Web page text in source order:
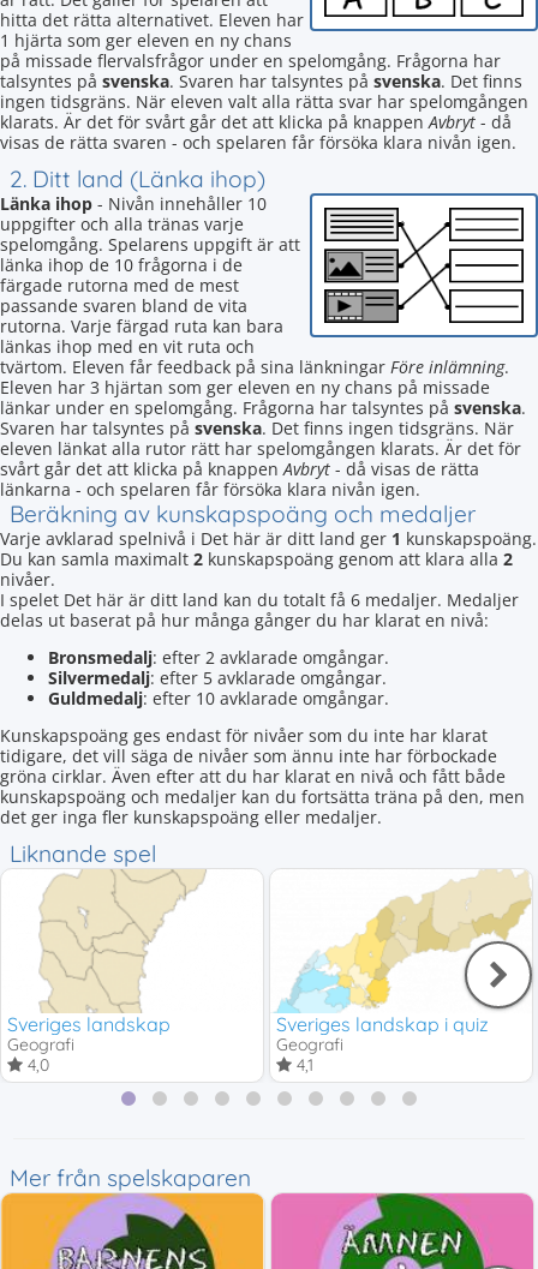
hitta det rätta alternativet. Eleven har
1 hjärta som ger eleven en ny chans
på missade flervalsfrågor under en spelomgång. Frågorna har
talsyntes på svenska. Svaren har talsyntes på svenska. Det finns
ingen tidsgräns. När eleven valt alla rätta svar har spelomgången
klarats. Är det för svårt går det att klicka på knappenAvbryt - då
visas de rätta svaren - och spelaren får försöka klara nivån igen.
2. Ditt land (Länka ihop)
Länka ihop - Nivån innehåller 10
uppgifter och alla tränas varje
spelomgång. Spelarens uppgift är att
länka ihop de 10 frågorna i de
färgade rutorna med de mest
passande svaren bland de vita
rutorna. Varje färgad ruta kan bara
länkas ihop med en vit ruta och
tvärtom. Eleven får feedback på sina länkningar Före inlämning.
Eleven har 3 hjärtan som ger eleven en ny chans på missade
länkar under en spelomgång. Frågorna har talsyntes på svenska.
Svaren har talsyntes på svenska. Det finns ingen tidsgräns. När
eleven länkat alla rutor rätt har spelomgången klarats. Är det för
svårt går det att klicka på knappenAvbryt - då visas de rätta
länkarna - och spelaren får försöka klara nivån igen.
Beräkning av kunskapspoäng och medaljer
Varje avklarad spelnivå i Det här är ditt land ger 1 kunskapspoäng.
Du kan samla maximalt 2 kunskapspoäng genom att klara alla 2
nivåer.
I spelet Det här är ditt land kan du totalt få 6 medaljer. Medaljer
delas ut baserat på hur många gånger du har klarat en nivå:
Bronsmedalj: efter 2 avklarade omgångar.
Silvermedalj: efter 5 avklarade omgångar.
Guldmedalj: efter 10 avklarade omgångar.
Kunskapspoäng ges endast för nivåer som du inte har klarat
tidigare, det vill säga de nivåer som ännu inte har förbockade
gröna cirklar. Även efter att du har klarat en nivå och fått både
kunskapspoäng och medaljer kan du fortsätta träna på den, men
det ger inga fler kunskapspoäng eller medaljer.
Liknande spel
Sveriges landskap
Geografi
4,0
Sveriges landskap i quiz
Geografi
4,1
Mer från spelskaparen